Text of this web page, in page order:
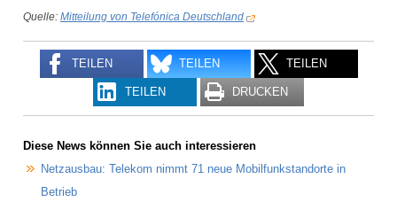
Quelle: Mitteilung von Telefónica Deutschland
TEILEN TEILEN TEILEN
TEILEN DRUCKEN
Diese News können Sie auch interessieren
Netzausbau: Telekom nimmt 71 neue Mobilfunkstandorte in
Betrieb